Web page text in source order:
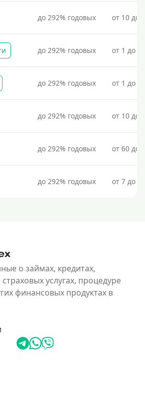
кошелька через банк или
предъявить паспорт.
без паспорта
Киви без использования
без отказов: быстрые и
чужую карту без согласия
до 292% годовых от 10 до
до 292% годовых от 1 до
до 292% годовых от 1 до
до 292% годовых от 10 до
до 292% годовых от 60 до
до 292% годовых от 7 до
о займах, кредитах,
услугах, процедуре
финансовых продуктах в